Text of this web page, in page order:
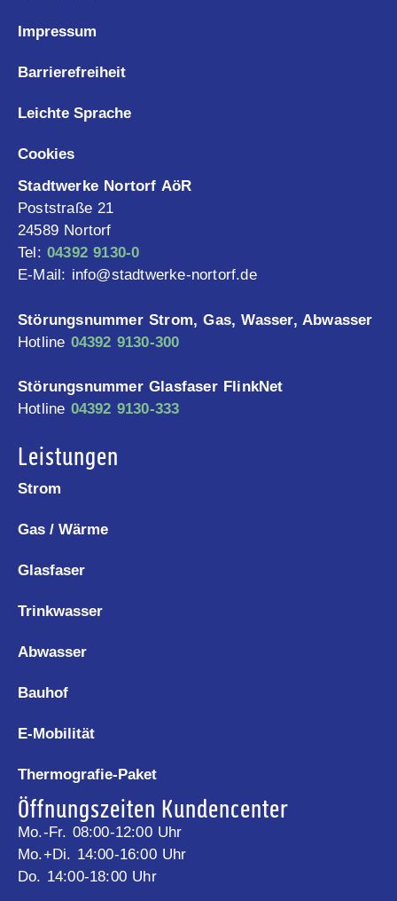
Impressum
Barrierefreiheit
Leichte Sprache
Cookies
Stadtwerke Nortorf AöR
Poststraße 21
24589 Nortorf
Tel: 04392 9130-0
E-Mail: info@stadtwerke-nortorf.de
Störungsnummer Strom, Gas, Wasser, Abwasser
Hotline 04392 9130-300
Störungsnummer Glasfaser FlinkNet
Hotline 04392 9130-333
Leistungen
Strom
Gas / Wärme
Glasfaser
Trinkwasser
Abwasser
Bauhof
E-Mobilität
Thermografie-Paket
Öffnungszeiten Kundencenter
Mo.-Fr. 08:00-12:00 Uhr
Mo.+Di. 14:00-16:00 Uhr
Do. 14:00-18:00 Uhr